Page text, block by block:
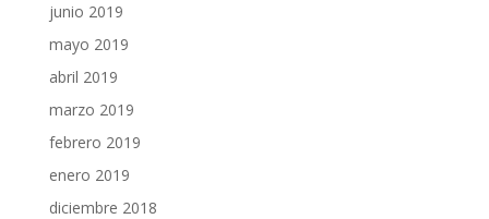
junio 2019
mayo 2019
abril 2019
marzo 2019
febrero 2019
enero 2019
diciembre 2018